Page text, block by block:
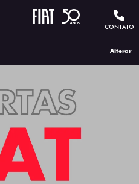
CONTATO
Alterar